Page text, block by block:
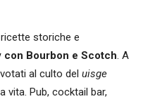
storiche e
con Bourbon e Scotch. A
al culto del uisge
vita. Pub, cocktail bar,